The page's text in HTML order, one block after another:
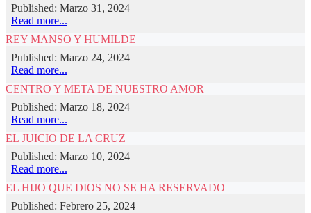
Published: Marzo 31, 2024
Read more...
REY MANSO Y HUMILDE
Published: Marzo 24, 2024
Read more...
CENTRO Y META DE NUESTRO AMOR
Published: Marzo 18, 2024
Read more...
EL JUICIO DE LA CRUZ
Published: Marzo 10, 2024
Read more...
EL HIJO QUE DIOS NO SE HA RESERVADO
Published: Febrero 25, 2024